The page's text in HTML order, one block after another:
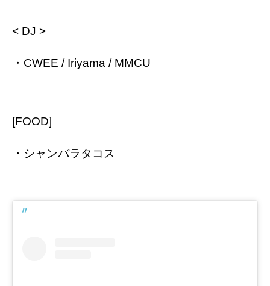
< DJ >
・CWEE / Iriyama / MMCU
[FOOD]
・シャンバラタコス